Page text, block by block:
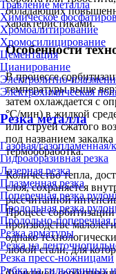
Травление металла
Химическое
Хромоалитирование
Хромосилицирование
Цементация
Цианирование
Электролитно-
Электрохимическая
Резка металла
Газовая/газопламенная/
Гидроабразивная резка
Лазерная резка
Плазменная резка
Поперечная резка
Продольная резка
Продольно-поперечная
Резка арматуры
Резка на
Резка пресс-ножницами
Рубка на гильотинных
обладающих
характеристиками.
Особенности
В процессе
температуры выше
затем охлаждается с
°С/мин) в жидкой
или струей сжатого
под названием
термообработка.
Количество тепла,
слоя, сохраняется
рассчитанной
Процесс
производстве
однако
любой стали, для